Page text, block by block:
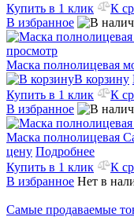
Купить в 1 клик
К
В избранное
просмотр
Маска полнолицевая
В корзину
Купить в 1 клик
К
В избранное
Маска полнолицевая
цену Подробнее
Купить в 1 клик
К
В избранное Нет в
Самые продаваемые